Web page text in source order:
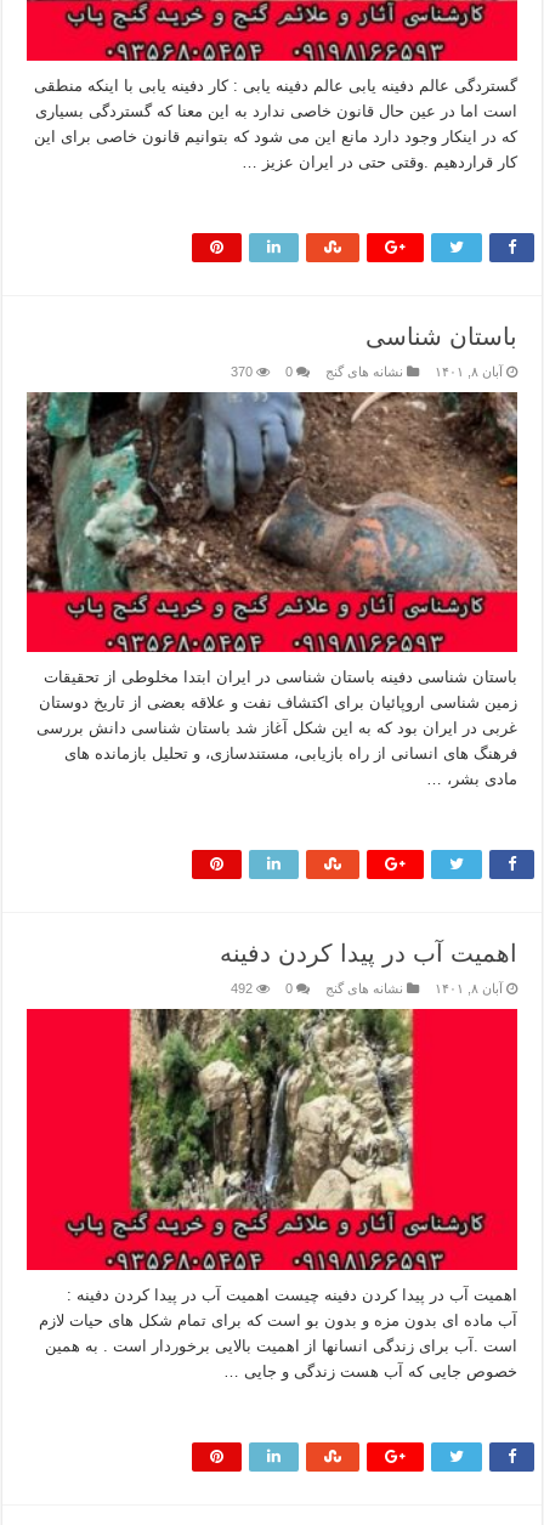
گستردگی عالم دفینه یابی عالم دفینه یابی : کار دفینه یابی با اینکه منطقی
است اما در عین حال قانون خاصی ندارد به این معنا که گستردگی بسیاری
که در اینکار وجود دارد مانع این می شود که بتوانیم قانون خاصی برای این
کار قراردهیم .وقتی حتی در ایران عزیز …
باستان شناسی
آبان ۸, ۱۴۰۱ نشانه های گنج 0
370
باستان شناسی دفینه باستان شناسی در ایران ابتدا مخلوطی از تحقیقات
زمین شناسی اروپائیان برای اکتشاف نفت و علاقه بعضی از تاریخ دوستان
غربی در ایران بود که به این شکل آغاز شد باستان شناسی دانش بررسی
فرهنگ های انسانی از راه بازیابی، مستندسازی، و تحلیل بازمانده های
مادی بشر، …
اهمیت آب در پیدا کردن دفینه
آبان ۸, ۱۴۰۱ نشانه های گنج 0
492
اهمیت آب در پیدا کردن دفینه چیست اهمیت آب در پیدا کردن دفینه :
آب ماده ای بدون مزه و بدون بو است که برای تمام شکل های حیات لازم
است .آب برای زندگی انسانها از اهمیت بالایی برخوردار است . به همین
خصوص جایی که آب هست زندگی و جایی …